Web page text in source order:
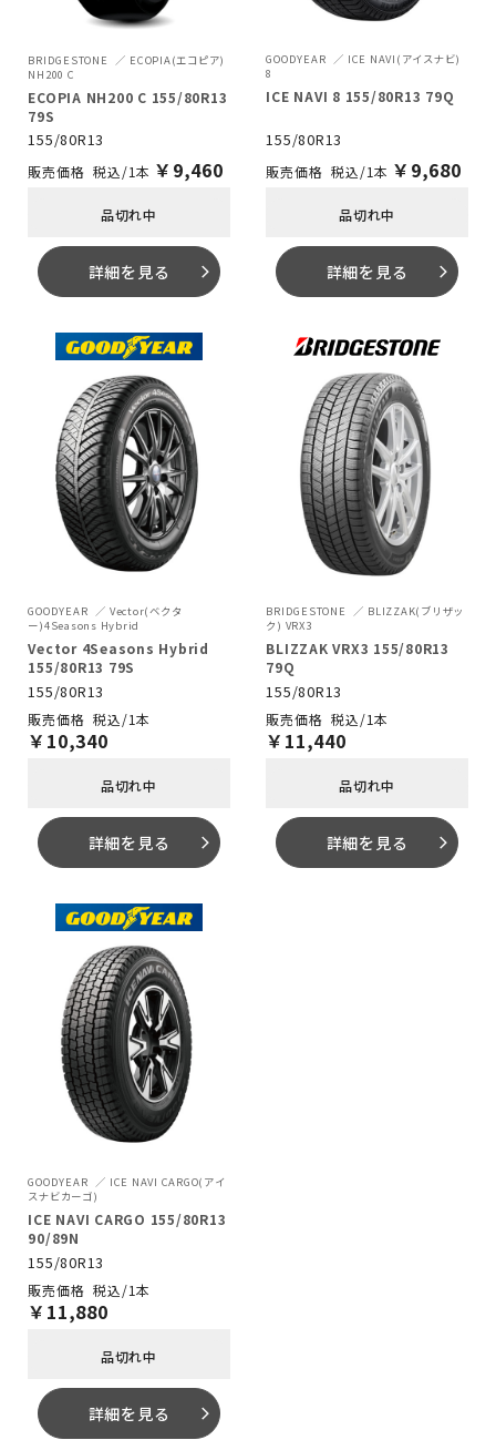
BRIDGESTONE
ECOPIA(エコピア)
NH200 C
ECOPIA NH200 C 155/80R13
79S
155/80R13
税込/1本 ￥ 9,460
品切れ中
詳細を見る arrow_forward_ios
GOODYEAR
ICE NAVI(アイスナビ)
8
ICE NAVI 8 155/80R13 79Q
155/80R13
税込/1本 ￥ 9,680
品切れ中
詳細を見る arrow_forward_ios
GOODYEAR
Vector(ベクタ
ー)4Seasons Hybrid
Vector 4Seasons Hybrid
155/80R13 79S
155/80R13
税込/1本
￥ 10,340
品切れ中
詳細を見る arrow_forward_ios
BRIDGESTONE
BLIZZAK(ブリザッ
ク) VRX3
BLIZZAK VRX3 155/80R13
79Q
155/80R13
税込/1本
￥ 11,440
品切れ中
詳細を見る arrow_forward_ios
GOODYEAR
ICE NAVI CARGO(アイ
スナビカーゴ)
ICE NAVI CARGO 155/80R13
90/89N
155/80R13
税込/1本
￥ 11,880
品切れ中
詳細を見る arrow_forward_ios